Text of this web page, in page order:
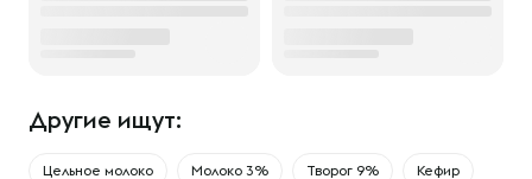
Другие ищут:
Цельное молоко Молоко 3% Творог 9% Кефир